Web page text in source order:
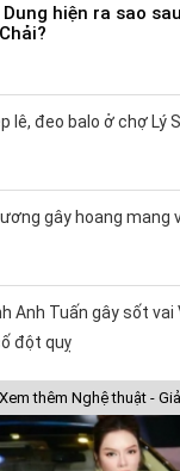
hiện ra sao
lê, đeo balo ở chợ Lý
gây hoang mang
Anh Tuấn gây sốt vai
đột quỵ
Xem thêm Nghệ thuật -